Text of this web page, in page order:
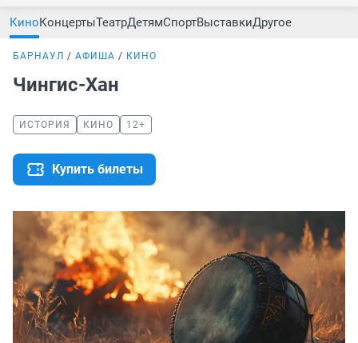
КиноКонцертыТеатрДетямСпортВыставкиДругое
БАРНАУЛ АФИША КИНО
Чингис-Хан
ИСТОРИЯ КИНО 12+
Купить билеты